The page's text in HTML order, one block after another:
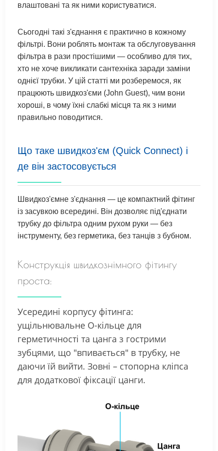
влаштовані та як ними користуватися.
Сьогодні такі з'єднання є практично в кожному
фільтрі. Вони роблять монтаж та обслуговування
фільтра в рази простішими — особливо для тих,
хто не хоче викликати сантехніка заради заміни
однієї трубки. У цій статті ми розберемося, як
працюють швидкоз'єми (John Guest), чим вони
хороші, в чому їхні слабкі місця та як з ними
правильно поводитися.
Що таке швидкоз'єм (Quick Connect) і
де він застосовується
Швидкоз'ємне з'єднання — це компактний фітинг
із засувкою всередині. Він дозволяє під'єднати
трубку до фільтра одним рухом руки — без
інструменту, без герметика, без танців з бубном.
Конструкція швидкознімного фітингу
проста:
Усередині корпусу фітинга:
ущільнювальне О-кільце для
герметичності та цанга з гострими
зубцями, що "впивається" в трубку, не
даючи їй вийти. Зовні – стопорна кліпса
для додаткової фіксації цанги.